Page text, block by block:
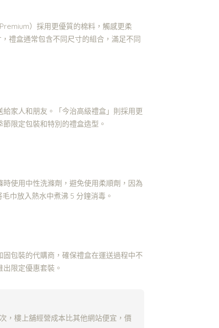
）採用更優質的棉料，觸感更柔
禮盒通常包含不同尺寸的組合，滿足不同
家人和朋友。「今治高級禮盒」則採用更
限定包裝和特別的禮盒造型。
使用中性洗滌劑，避免使用柔順劑，因為
巾放入熱水中煮沸 5 分鐘消毒。
包裝的代購商，確保禮盒在運送過程中不
限定優惠套裝。
，樓上舖經營成本比其他網站便宜，價